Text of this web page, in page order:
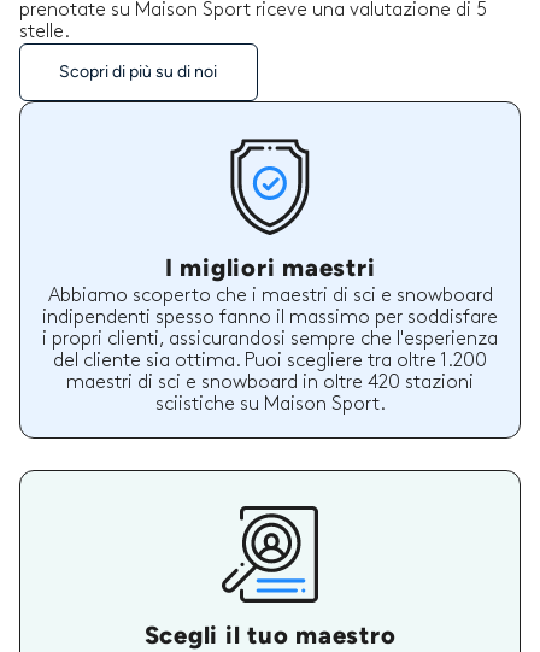
prenotate su Maison Sport riceve una valutazione di 5
stelle.
Scopri di più su di noi
I migliori maestri
Abbiamo scoperto che i maestri di sci e snowboard
indipendenti spesso fanno il massimo per soddisfare
i propri clienti, assicurandosi sempre che l'esperienza
del cliente sia ottima. Puoi scegliere tra oltre 1.200
maestri di sci e snowboard in oltre 420 stazioni
sciistiche su Maison Sport.
Scegli il tuo maestro